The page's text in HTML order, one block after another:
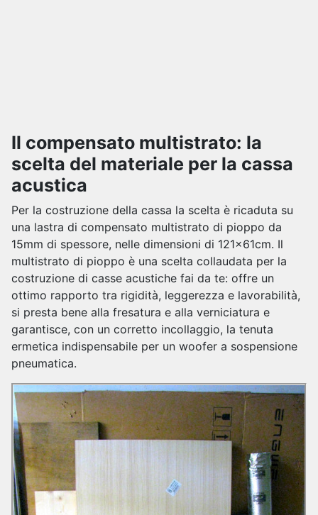
Il compensato multistrato: la
scelta del materiale per la cassa
acustica
Per la costruzione della cassa la scelta è ricaduta su
una lastra di compensato multistrato di pioppo da
15mm di spessore, nelle dimensioni di 121x61cm. Il
multistrato di pioppo è una scelta collaudata per la
costruzione di casse acustiche fai da te: offre un
ottimo rapporto tra rigidità, leggerezza e lavorabilità,
si presta bene alla fresatura e alla verniciatura e
garantisce, con un corretto incollaggio, la tenuta
ermetica indispensabile per un woofer a sospensione
pneumatica.